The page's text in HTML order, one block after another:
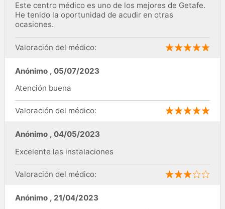
Este centro médico es uno de los mejores de Getafe.
He tenido la oportunidad de acudir en otras
ocasiones.
Valoración del médico:
Anónimo , 05/07/2023
Atención buena
Valoración del médico:
Anónimo , 04/05/2023
Excelente las instalaciones
Valoración del médico:
Anónimo , 21/04/2023